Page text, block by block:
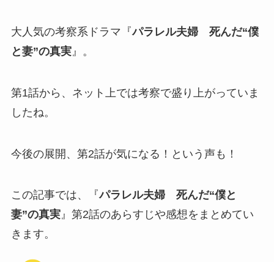
大人気の考察系ドラマ『パラレル夫婦 死んだ“僕
と妻”の真実』。
第1話から、ネット上では考察で盛り上がっていま
したね。
今後の展開、第2話が気になる！という声も！
この記事では、『パラレル夫婦 死んだ“僕と
妻”の真実』第2話のあらすじや感想をまとめてい
きます。